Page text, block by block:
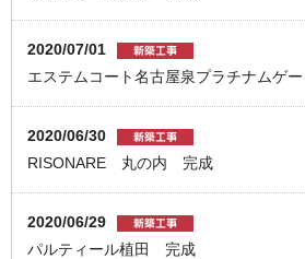
2020/07/01
エステムコート名古屋泉プラチナムゲ
2020/06/30
RISONARE 丸の内 完成
2020/06/29
パルティール植田 完成